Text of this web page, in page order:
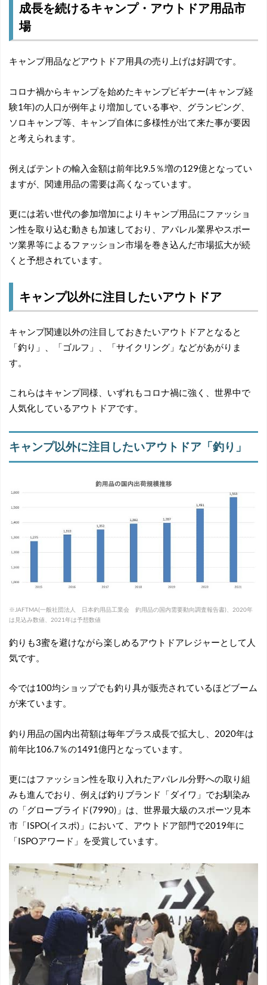
成長を続けるキャンプ・アウトドア用品市
場
キャンプ用品などアウトドア用具の売り上げは好調です。
コロナ禍からキャンプを始めたキャンプビギナー(キャンプ経
験1年)の人口が例年より増加している事や、グランピング、
ソロキャンプ等、キャンプ自体に多様性が出て来た事が要因
と考えられます。
例えばテントの輸入金額は前年比9.5％増の129億となってい
ますが、関連用品の需要は高くなっています。
更には若い世代の参加増加によりキャンプ用品にファッショ
ン性を取り込む動きも加速しており、アパレル業界やスポー
ツ業界等によるファッション市場を巻き込んだ市場拡大が続
くと予想されています。
キャンプ以外に注目したいアウトドア
キャンプ関連以外の注目しておきたいアウトドアとなると
「釣り」、「ゴルフ」、「サイクリング」などがあがりま
す。
これらはキャンプ同様、いずれもコロナ禍に強く、世界中で
人気化しているアウトドアです。
キャンプ以外に注目したいアウトドア「釣り」
※JAFTMA(一般社団法人 日本釣用品工業会 釣用品の国内需要動向調査報告書)、2020年
は見込み数値、2021年は予想数値
釣りも3蜜を避けながら楽しめるアウトドアレジャーとして人
気です。
今では100均ショップでも釣り具が販売されているほどブーム
が来ています。
釣り用品の国内出荷額は毎年プラス成長で拡大し、2020年は
前年比106.7％の1491億円となっています。
更にはファッション性を取り入れたアパレル分野への取り組
みも進んでおり、例えば釣りブランド「ダイワ」でお馴染み
の「グローブライド(7990)」は、世界最大級のスポーツ見本
市「ISPO(イスポ)」において、アウトドア部門で2019年に
「ISPOアワード」を受賞しています。